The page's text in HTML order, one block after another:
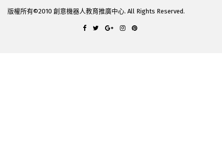
版權所有©2010 創意機器人教育推廣中心. All Rights Reserved.